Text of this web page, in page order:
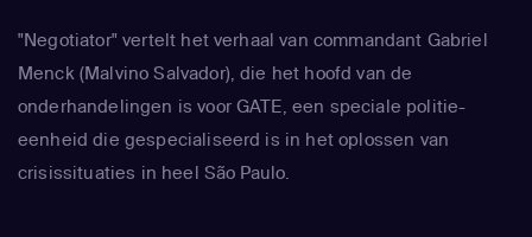
"Negotiator" vertelt het verhaal van commandant Gabriel
Menck (Malvino Salvador), die het hoofd van de
onderhandelingen is voor GATE, een speciale politie-
eenheid die gespecialiseerd is in het oplossen van
crisissituaties in heel São Paulo.